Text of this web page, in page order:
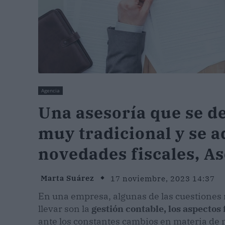
Agencia
Una asesoría que se
muy tradicional y se
novedades fiscales,
Marta Suárez 17 noviembre, 2023 14:37
En una empresa, algunas de las
llevar son la gestión contable, los
ante los constantes cambios en materia de